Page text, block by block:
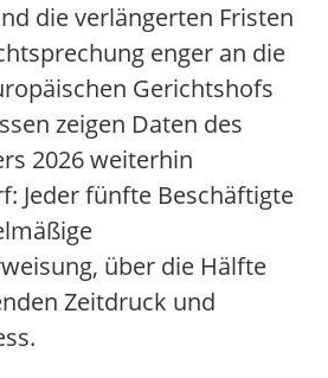
die verlängerten Fristen
enger an die
Gerichtshofs
zeigen Daten des
2026 weiterhin
Jeder fünfte Beschäftigte
über die Hälfte
Zeitdruck und